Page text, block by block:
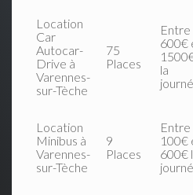
Location
Car
Autocar-
Drive à
Varennes-
sur-Tèche
75
Places
Entre
600€
la
Location
Minibus à
Varennes-
sur-Tèche
9
Places
Entre
100€
600€